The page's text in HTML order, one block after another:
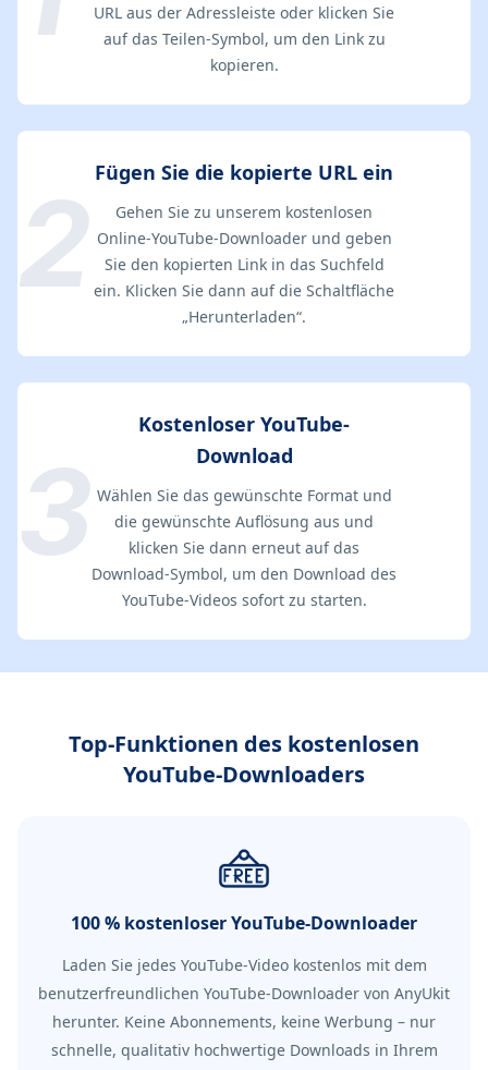
URL aus der Adressleiste oder klicken Sie
auf das Teilen-Symbol, um den Link zu
kopieren.
Fügen Sie die kopierte URL ein
Gehen Sie zu unserem kostenlosen
Online-YouTube-Downloader und geben
Sie den kopierten Link in das Suchfeld
ein. Klicken Sie dann auf die Schaltfläche
„Herunterladen“.
Kostenloser YouTube-
Download
Wählen Sie das gewünschte Format und
die gewünschte Auflösung aus und
klicken Sie dann erneut auf das
Download-Symbol, um den Download des
YouTube-Videos sofort zu starten.
Top-Funktionen des kostenlosen
YouTube-Downloaders
100 % kostenloser YouTube-Downloader
Laden Sie jedes YouTube-Video kostenlos mit dem
benutzerfreundlichen YouTube-Downloader von AnyUkit
herunter. Keine Abonnements, keine Werbung – nur
schnelle, qualitativ hochwertige Downloads in Ihrem